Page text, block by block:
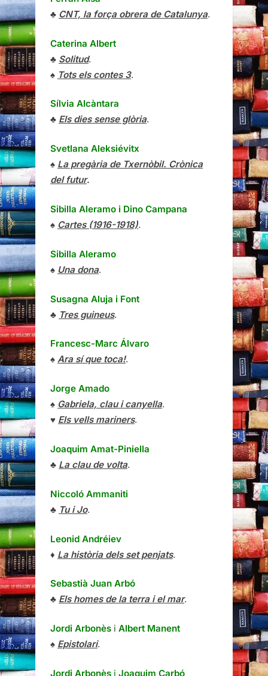
♣ CNT, la força obrera de Catalunya.
Caterina Albert
♣ Solitud.
♠ Tots els contes 3.
Sílvia Alcàntara
♣ Els dies sense glòria.
Svetlana Aleksiévitx
♠ La pregària de Txernòbil. Crònica
del futur.
Sibilla Aleramo i Dino Campana
♠ Cartes (1916-1918).
Sibilla Aleramo
♠ Una dona.
Susagna Aluja i Font
♣ Tres guineus.
Francesc-Marc Álvaro
♠ Ara sí que toca!.
Jorge Amado
♠ Gabriela, clau i canyella.
♥ Els vells mariners.
Joaquim Amat-Piniella
♣ La clau de volta.
Niccoló Ammaniti
♣ Tu i Jo.
Leonid Andréiev
♦ La història dels set penjats.
Sebastià Juan Arbó
♣ Els homes de la terra i el mar.
Jordi Arbonès i Albert Manent
♠ Epistolari.
Jordi Arbonès i Joaquim Carbó